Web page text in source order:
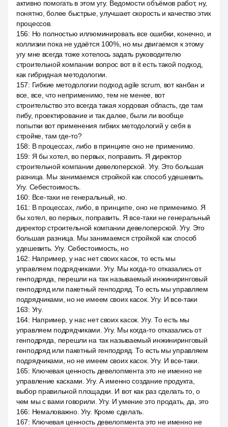
активно помогать в этом угу. Ведомости объёмов работ, ну,
понятно, более быстрые, улучшает скорость и качество этих
процессов.
156: Но полностью иллюминировать все ошибки, конечно, и
коллизии пока не удаётся 100%, но мы двигаемся к этому
угу мне всегда тоже хотелось задать руководителю
строительной компании вопрос вот в it есть такой подход,
как гибридная методологии.
157: Гибкие методологии подход agile scrum, вот канбан и
все, все, что неприменимо, тем не менее, вот
строительство это всегда такая хордовая область, где там
пибу, проектирование и так далее, были ли вообще
попытки вот применения гибких методологий у себя в
стройке, там где-то?
158: В процессах, либо в принципе оно не применимо.
159: Я бы хотел, во первых, поправить. Я директор
строительной компании девелоперской. Угу. Это большая
разница. Мы занимаемся стройкой как способ удешевить.
Угу. Себестоимость.
160: Все-таки не генеральный, но.
161 : В процессах, либо, в принципе, оно не применимо. Я
бы хотел, во первых, поправить. Я все-таки не генеральный
директор строительной компании девелоперской. Угу. Это
большая разница. Мы занимаемся стройкой как способ
удешевить. Угу. Себестоимость, но
162: Например, у нас нет своих касок, то есть мы
управляем подрядчиками. Угу. Мы когда-то отказались от
генподряда, перешли на так называемый инжиниринговый
генподряд или пакетный генподряд. То есть мы управляем
подрядчиками, но не имеем своих касок. Угу. И все-таки
163: Угу.
164: Например, у нас нет своих касок. Угу. То есть мы
управляем подрядчиками. Угу. Мы когда-то отказались от
генподряда, перешли на так называемый инжиниринговый
генподряд или пакетный генподряд. То есть мы управляем
подрядчиками, но не имеем своих касок. Угу. И все-таки.
165: Ключевая ценность девелопмента это не именно не
управление касками. Угу. А именно создание продукта,
выбор правильной площадки. И вот как раз сделать то, о
чем мы с вами говорили. Угу. И умение это продать, да, это
166: Немаловажно. Угу. Кроме сделать.
167: Ключевая ценность девелопмента это не именно не